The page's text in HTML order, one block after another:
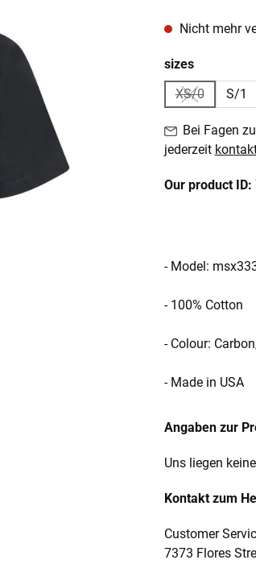
Nicht mehr
sizesauswählen
XS/0
(Diese
S/1
Bei Fagen
jederzeit
Our product ID:
- Model:
- 100% Cotton
- Colour:
- Made in USA
Angaben zur
Uns liegen
Kontakt zum
Customer
7373 Flores